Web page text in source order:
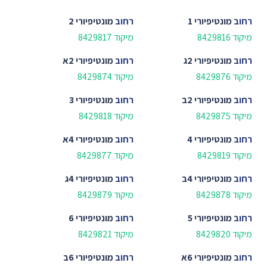
רחובמונטיפיורי 1
מיקוד 8429816
רחובמונטיפיורי 2
מיקוד 8429817
רחובמונטיפיורי 2ג
מיקוד 8429876
רחובמונטיפיורי 2א
מיקוד 8429874
רחובמונטיפיורי 2ב
מיקוד 8429875
רחובמונטיפיורי 3
מיקוד 8429818
רחובמונטיפיורי 4
מיקוד 8429819
רחובמונטיפיורי 4א
מיקוד 8429877
רחובמונטיפיורי 4ב
מיקוד 8429878
רחובמונטיפיורי 4ג
מיקוד 8429879
רחובמונטיפיורי 5
מיקוד 8429820
רחובמונטיפיורי 6
מיקוד 8429821
רחובמונטיפיורי 6א
רחובמונטיפיורי 6ב